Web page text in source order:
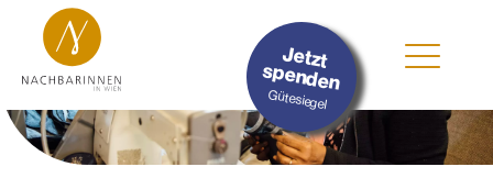
Jetzt
spenden
Gütesiegel
#Nachhaltig
#Sozial
#Lokal